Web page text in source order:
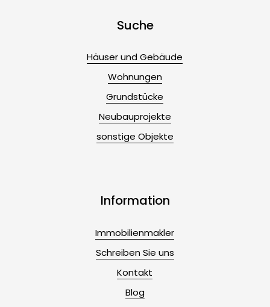
Suche
Häuser und Gebäude
Wohnungen
Grundstücke
Neubauprojekte
sonstige Objekte
Information
Immobilienmakler
Schreiben Sie uns
Kontakt
Blog